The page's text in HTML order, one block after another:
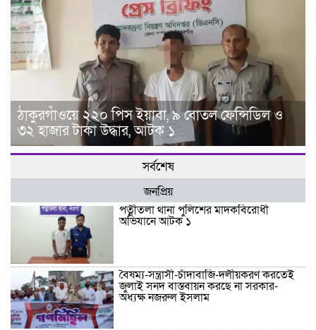
ঠাকুরগাঁওয়ে ২২০ পিস ইয়াবা, ৯ বোতল ফেন্সিডিল ও
৩২ হাজার টাকা উদ্ধার, আটক ১
সর্বশেষ
জনপ্রিয়
পত্নীতলা থানা পুলিশের মাদকবিরোধী
অভিযানে আটক ১
বৈষম্য-সন্ত্রাসী-চাঁদাবাজি-দলীয়করণ করতেই
জুলাই সনদ বাস্তবায়ন করছে না সরকার-
অধ্যক্ষ নজরুল ইসলাম